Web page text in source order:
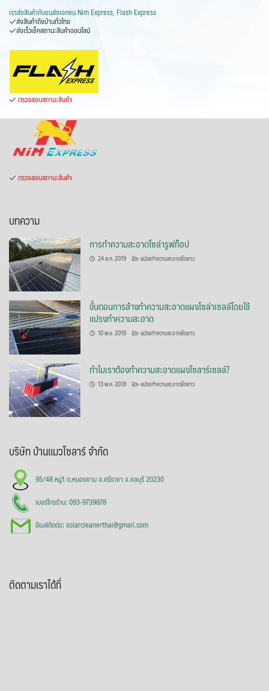
เราส่งสินค้ากับขนส่งเอกชน Nim Express, Flash Express
ส่งสินค้าถึงบ้านทั่วไทย
ส่งเร็วเช็คสถานะสินค้าออนไลน์
ตรวจสอบสถานะสินค้า
ตรวจสอบสถานะสินค้า
บทความ
การทำความสะอาดโซล่ารูฟท็อป
24 ส.ค. 2019 แปรงทำความสะอาดยืดยาว
ขั้นตอนการล้างทำความสะอาดแผงโซล่าเซลล์โดยใช้
แปรงทำความสะอาด
10 พ.ย. 2018 แปรงทำความสะอาดยืดยาว
ทำไมเราต้องทำความสะอาดแผงโซลาร์เซลล์?
13 พ.ค. 2018 แปรงทำความสะอาดยืดยาว
บริษัท บ้านแมวโซลาร์ จำกัด
95/48 หมู่1 ต.หนองขาม อ.ศรีราชา จ.ชลบุรี 20230
เบอร์โทรร้าน: 093-9739878
อีเมล์ติดต่อ: solarcleanerthai@gmail.com
ติดตามเราได้ที่